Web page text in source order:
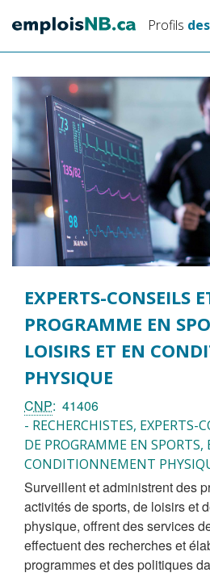
au
contenu
Profils
EXPERTS-CONSEILS
PROGRAMME EN
LOISIRS ET EN
PHYSIQUE
CNP 41406
- RECHERCHISTES, EXPERTS-
DE PROGRAMME EN SPORTS,
CONDITIONNEMENT
surveillent et administrent des programmes et des
activités de sports, de loisirs et
physique, offrent des services
effectuent des recherches et
programmes et des politiques